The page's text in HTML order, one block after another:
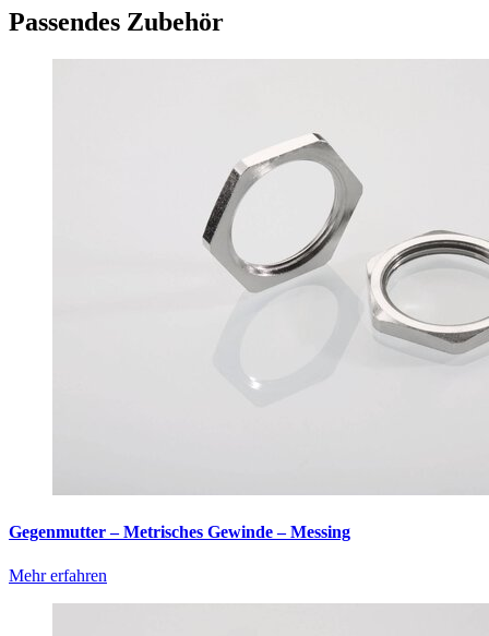
Passendes Zubehör
Gegenmutter – Metrisches Gewinde – Messing
Mehr erfahren